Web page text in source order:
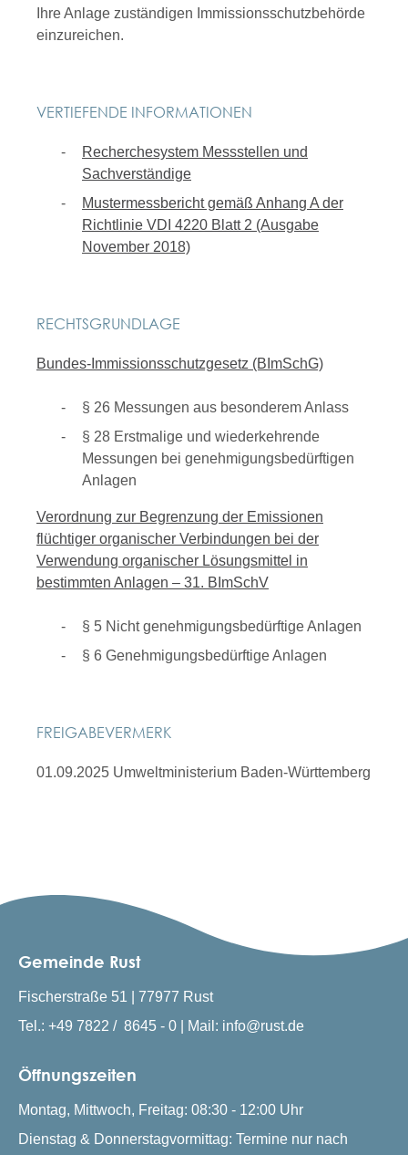
Ihre Anlage zuständigen Immissionsschutzbehörde
einzureichen.
VERTIEFENDE INFORMATIONEN
Recherchesystem Messstellen und
Sachverständige
Mustermessbericht gemäß Anhang A der
Richtlinie VDI 4220 Blatt 2 (Ausgabe
November 2018)
RECHTSGRUNDLAGE
Bundes-Immissionsschutzgesetz (BImSchG)
§ 26 Messungen aus besonderem Anlass
§ 28 Erstmalige und wiederkehrende
Messungen bei genehmigungsbedürftigen
Anlagen
Verordnung zur Begrenzung der Emissionen
flüchtiger organischer Verbindungen bei der
Verwendung organischer Lösungsmittel in
bestimmten Anlagen – 31. BImSchV
§ 5 Nicht genehmigungsbedürftige Anlagen
§ 6 Genehmigungsbedürftige Anlagen
FREIGABEVERMERK
01.09.2025 Umweltministerium Baden-Württemberg
Gemeinde Rust
Fischerstraße 51 | 77977 Rust
Tel.: +49 7822 / 8645 - 0 | Mail: info@rust.de
Öffnungszeiten
Montag, Mittwoch, Freitag: 08:30 - 12:00 Uhr
Dienstag & Donnerstagvormittag: Termine nur nach